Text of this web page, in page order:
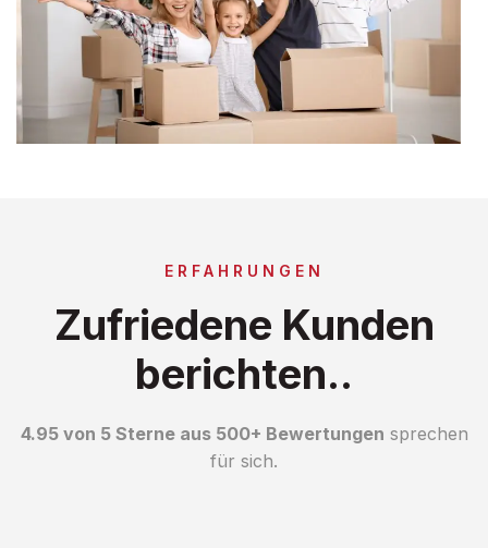
ERFAHRUNGEN
Zufriedene Kunden
berichten..
4.95 von 5 Sterne aus 500+ Bewertungen sprechen
für sich.